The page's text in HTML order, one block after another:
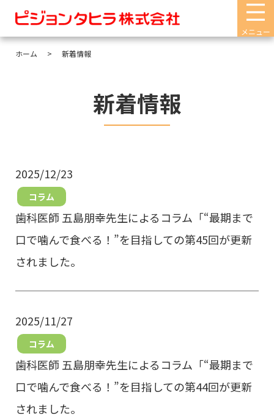
メニュー
ホーム 新着情報
新着情報
2025/12/23
コラム
歯科医師 五島朋幸先生によるコラム「“最期まで
口で噛んで食べる！”を目指しての第45回が更新
されました。
2025/11/27
コラム
歯科医師 五島朋幸先生によるコラム「“最期まで
口で噛んで食べる！”を目指しての第44回が更新
されました。